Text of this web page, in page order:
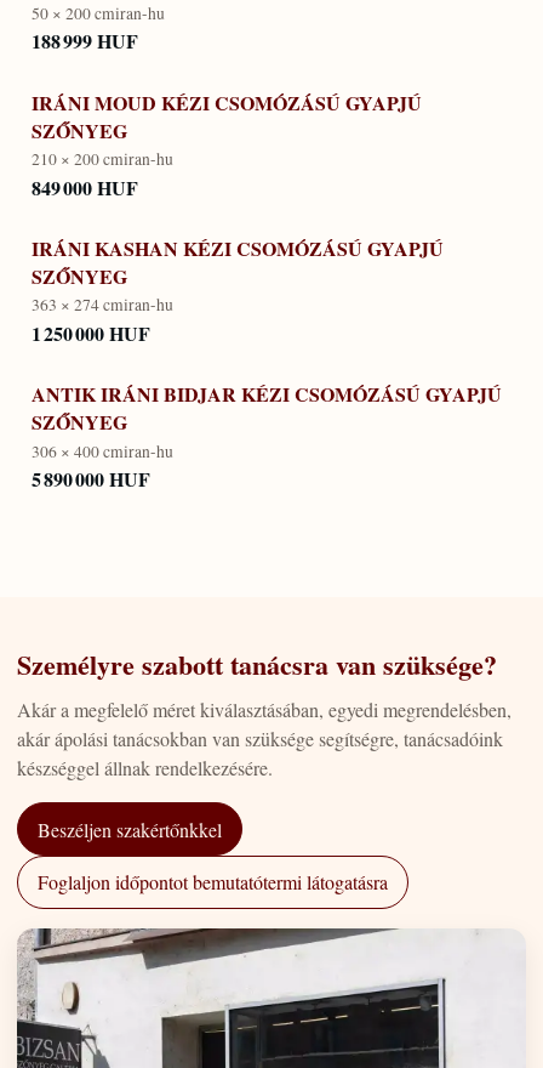
50 × 200 cmiran-hu
188 999 HUF
IRÁNI MOUD KÉZI CSOMÓZÁSÚ GYAPJÚ
SZŐNYEG
210 × 200 cmiran-hu
849 000 HUF
IRÁNI KASHAN KÉZI CSOMÓZÁSÚ GYAPJÚ
SZŐNYEG
363 × 274 cmiran-hu
1 250 000 HUF
ANTIK IRÁNI BIDJAR KÉZI CSOMÓZÁSÚ GYAPJÚ
SZŐNYEG
306 × 400 cmiran-hu
5 890 000 HUF
Személyre szabott tanácsra van szüksége?
Akár a megfelelő méret kiválasztásában, egyedi megrendelésben,
akár ápolási tanácsokban van szüksége segítségre, tanácsadóink
készséggel állnak rendelkezésére.
Beszéljen szakértőnkkel
Foglaljon időpontot bemutatótermi látogatásra